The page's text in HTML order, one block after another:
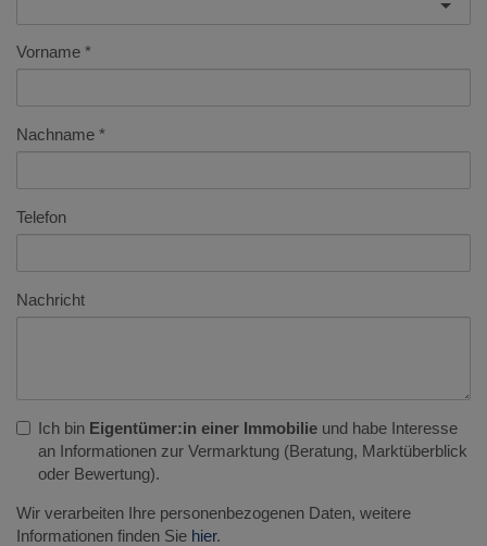
Vorname
Nachname
Telefon
Nachricht
Ich bin Eigentümer:in einer Immobilie und habe Interesse
an Informationen zur Vermarktung (Beratung, Marktüberblick
oder Bewertung).
Wir verarbeiten Ihre personenbezogenen Daten, weitere
Informationen finden Sie hier.